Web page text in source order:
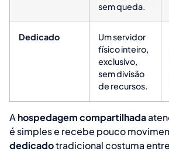
sem queda.
Dedicado
Um servidor
físico inteiro,
exclusivo,
sem divisão
de recursos.
A hospedagem compartilhada
é simples e recebe pouco
dedicadotradicional costuma